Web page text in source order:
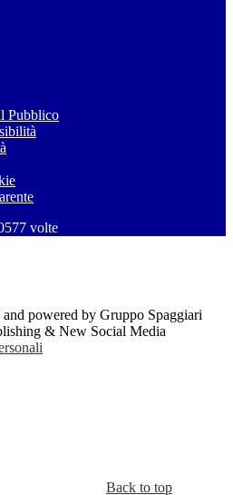
Pubblico
volte
powered by Gruppo Spaggiari
& New Social Media
Back to top